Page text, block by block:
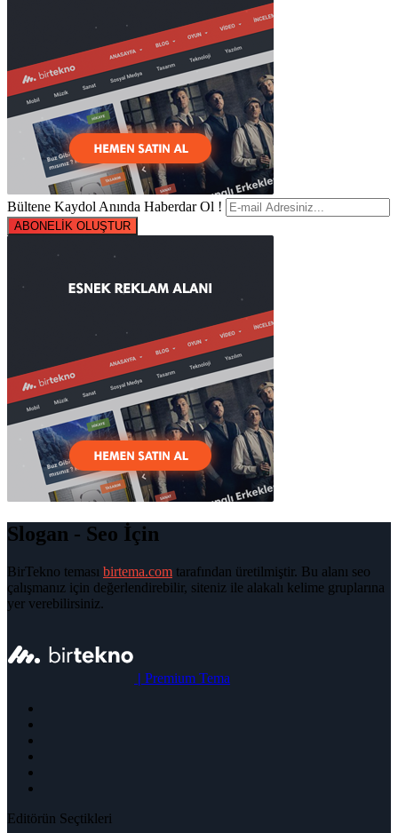
Bültene Kaydol Anında Haberdar Ol !
ABONELİK OLUŞTUR
Slogan - Seo İçin
BirTekno teması birtema.com tarafından üretilmiştir. Bu alanı seo
çalışmanız için değerlendirebilir, siteniz ile alakalı kelime gruplarına
yer verebilirsiniz.
| Premium Tema
Editörün Seçtikleri